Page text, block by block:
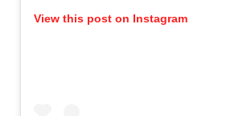
View this post on Instagram